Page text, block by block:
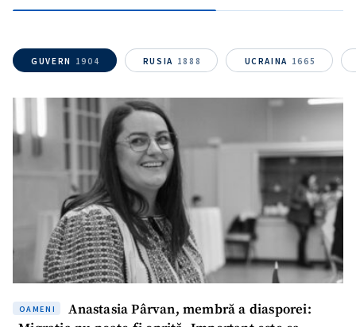
GUVERN 1904 RUSIA 1888 UCRAINA 1665
OAMENI
Anastasia Pârvan, membră a diasporei:
ȘTIREA MEA
Titlu știre
+ Adaugă titlu